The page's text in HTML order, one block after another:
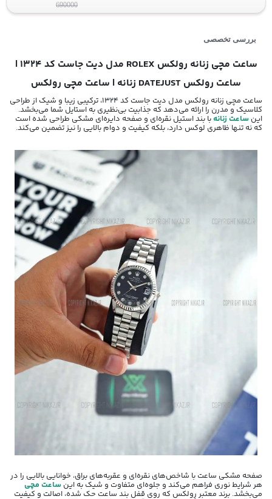
690000
بررسی تخصصی
ساعت مچی زنانه رولکس ROLEX مدل دیت جاست کد 1324 |
ساعت رولکس DATEJUST
زنانه | ساعت مچی رولکس
ساعت مچی زنانه رولکس مدل دیت جاست کد 1324، ترکیبی زیبا و شیک از طراحی
کلاسیک و مدرن را ارائه می‌دهد که جذابیت بی‌نظیری به استایل شما می‌بخشد.
این ساعت زنانه با بند استیل نقره‌ای و صفحه دایره‌ای مشکی طراحی شده است
که نه تنها ظاهری لوکس دارد، بلکه کیفیت و دوام بالایی را نیز تضمین می‌کند.
صفحه مشکی ساعت با شاخص‌های نقره‌ای و عقربه‌های براق، خوانایی بالایی را در
هر شرایط نوری فراهم می‌کند و جلوه‌ای متفاوت و شیک به این ساعت مچی
می‌بخشد. برند معتبر رولکس که روی قفل بند ساعت حک شده، اصالت و کیفیت